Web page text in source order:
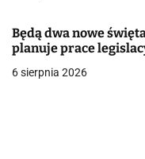
i
s
Będą dwa nowe
planuje prace
6 sierpnia 2026